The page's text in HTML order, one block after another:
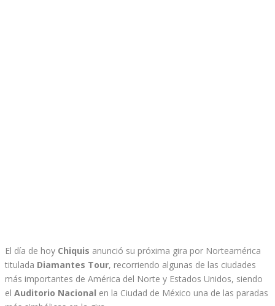
El día de hoy Chiquis anunció su próxima gira por Norteamérica
titulada Diamantes Tour, recorriendo algunas de las ciudades
más importantes de América del Norte y Estados Unidos, siendo
el Auditorio Nacional en la Ciudad de México una de las paradas